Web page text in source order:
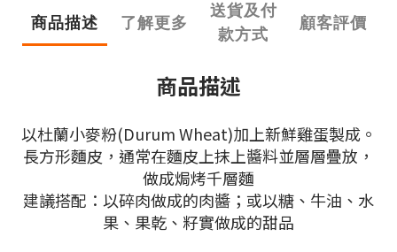
商品描述 了解更多
送貨及付
款方式
顧客評價
商品描述
以杜蘭小麥粉(Durum Wheat)加上新鮮雞蛋製成。
長方形麵皮，通常在麵皮上抹上醬料並層層疊放，
做成焗烤千層麵
建議搭配：以碎肉做成的肉醬；或以糖、牛油、水
果、果乾、籽實做成的甜品